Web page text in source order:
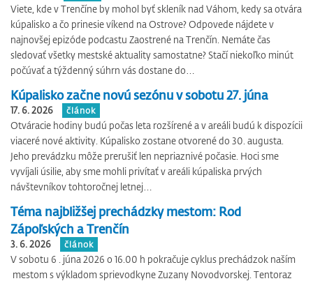
Viete, kde v Trenčíne by mohol byť skleník nad Váhom, kedy sa otvára
kúpalisko a čo prinesie víkend na Ostrove? Odpovede nájdete v
najnovšej epizóde podcastu Zaostrené na Trenčín. Nemáte čas
sledovať všetky mestské aktuality samostatne? Stačí niekoľko minút
počúvať a týždenný súhrn vás dostane do…
Kúpalisko začne novú sezónu v sobotu 27. júna
17. 6. 2026 článok
Otváracie hodiny budú počas leta rozšírené a v areáli budú k dispozícii
viaceré nové aktivity. Kúpalisko zostane otvorené do 30. augusta.
Jeho prevádzku môže prerušiť len nepriaznivé počasie. Hoci sme
vyvíjali úsilie, aby sme mohli privítať v areáli kúpaliska prvých
návštevníkov tohtoročnej letnej…
Téma najbližšej prechádzky mestom: Rod
Zápoľských a Trenčín
3. 6. 2026 článok
V sobotu 6 . júna 2026 o 16.00 h pokračuje cyklus prechádzok naším
mestom s výkladom sprievodkyne Zuzany Novodvorskej. Tentoraz